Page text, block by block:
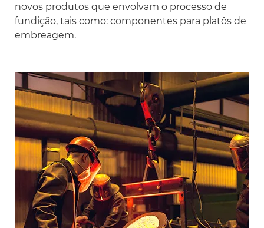
novos produtos que envolvam o processo de
fundição, tais como: componentes para platôs de
embreagem.